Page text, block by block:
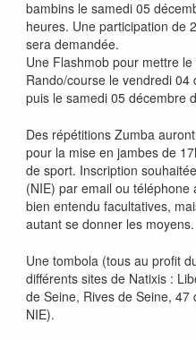
bambins le samedi 05
heures. Une participation de
sera demandée.
Une Flashmob pour mettre
Rando/course le vendredi
puis le samedi 05 décembre
Des répétitions Zumba
pour la mise en jambes de
de sport. Inscription
(NIE) par email ou
bien entendu facultatives,
autant se donner les moyens.
Une tombola (tous au profit
différents sites de Natixis :
de Seine, Rives de Seine,
NIE).